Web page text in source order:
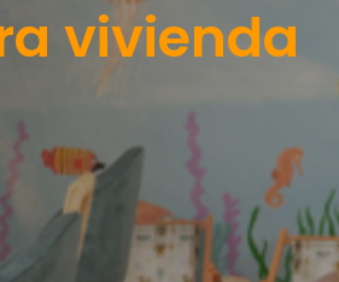
vivienda